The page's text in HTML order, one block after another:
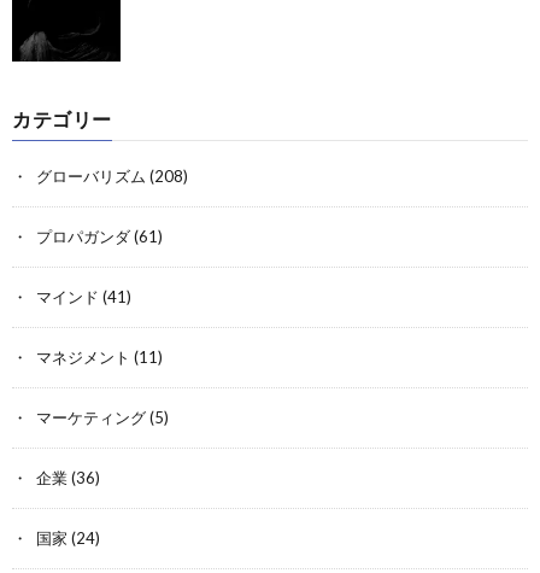
カテゴリー
グローバリズム (208)
プロパガンダ(61)
マインド (41)
マネジメント (11)
マーケティング(5)
企業(36)
国家 (24)